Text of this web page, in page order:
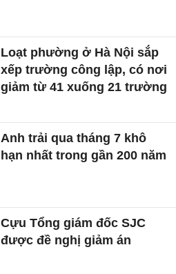
Loạt phường ở Hà Nội sắp
xếp trường công lập, có nơi
giảm từ 41 xuống 21 trường
Anh trải qua tháng 7 khô
hạn nhất trong gần 200 năm
Cựu Tổng giám đốc SJC
được đề nghị giảm án